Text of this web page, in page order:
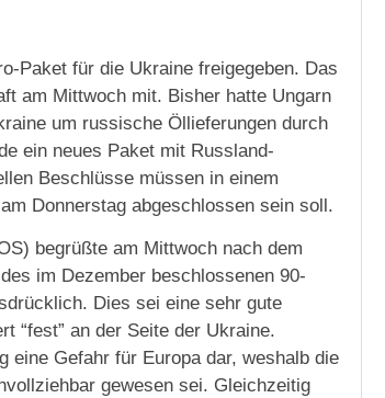
Paket für die Ukraine freigegeben. Das
am Mittwoch mit. Bisher hatte Ungarn
um russische Öllieferungen durch
ein neues Paket mit Russland-
Beschlüsse müssen in einem
Donnerstag abgeschlossen sein soll.
begrüßte am Mittwoch nach dem
im Dezember beschlossenen 90-
Dies sei eine sehr gute
“fest” an der Seite der Ukraine.
eine Gefahr für Europa dar, weshalb die
gewesen sei. Gleichzeitig